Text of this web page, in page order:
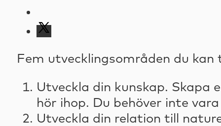
Fem utvecklingsområden du
Utveckla din kunskap. Skapa
hör ihop. Du behöver inte
Utveckla din relation till